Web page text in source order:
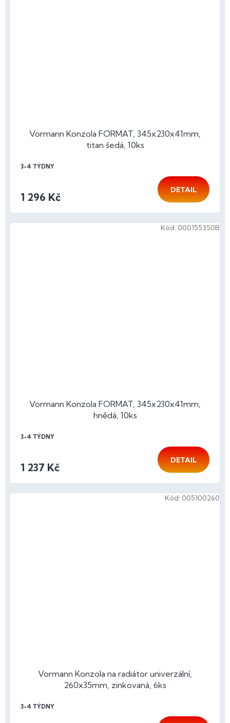
Vormann Konzola FORMAT, 345x230x41mm,
titan šedá, 10ks
3-4 TÝDNY
1 296 Kč
DETAIL
Vormann Konzola FORMAT, 345x230x41mm,
hnědá, 10ks
3-4 TÝDNY
1 237 Kč
DETAIL
Kód: 000155350B
Vormann Konzola na radiátor univerzální,
260x35mm, zinkovaná, 6ks
3-4 TÝDNY
Kód: 005100260